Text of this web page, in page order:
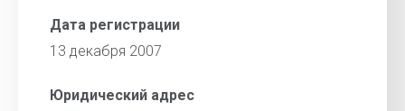
Дата регистрации
13 декабря 2007
Юридический адрес